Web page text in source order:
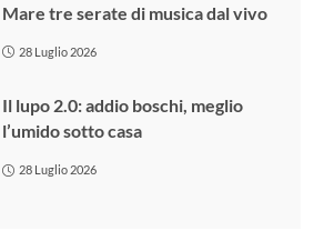
Mare tre serate di musica dal vivo
28 Luglio 2026
Il lupo 2.0: addio boschi, meglio
l’umido sotto casa
28 Luglio 2026